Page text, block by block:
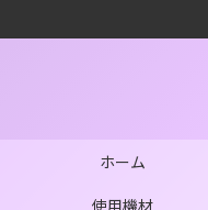
ホーム
使用機材